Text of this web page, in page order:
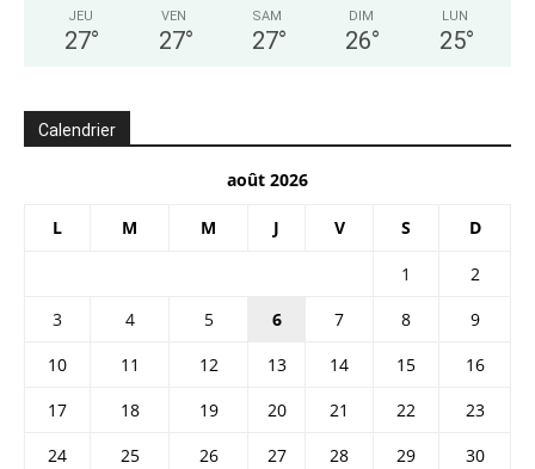
JEU
27°
VEN
27°
SAM
27°
DIM
26°
LUN
25°
Calendrier
août 2026
L M M J V S D
1
2
3
4 5 6 7 8
9
10
11 12 13 14 15
16
17
18 19 20 21 22
23
24
25 26 27 28 29
30